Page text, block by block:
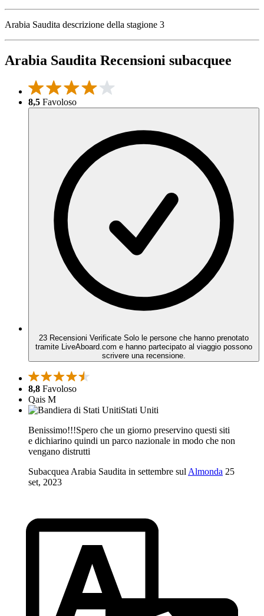
Arabia Saudita descrizione della stagione 3
Arabia Saudita Recensioni subacquee
8,5 Favoloso
23 Recensioni Verificate Solo le persone che hanno prenotato
tramite LiveAboard.com e hanno partecipato al viaggio possono
scrivere una recensione.
8,8 Favoloso
Qais M
Stati Uniti
Benissimo!!!Spero che un giorno preservino questi siti
e dichiarino quindi un parco nazionale in modo che non
vengano distrutti
Subacquea Arabia Saudita in settembre sul Almonda 25
set, 2023